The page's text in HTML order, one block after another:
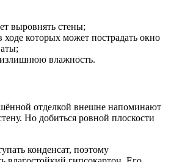
выровнять стены;
ходе которых может пострадать окно
влажность.
отделкой внешне напоминают
Но добиться ровной плоскости
конденсат, поэтому